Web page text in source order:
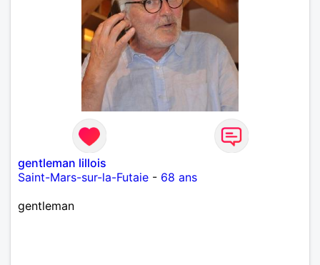
gentleman lillois
Saint-Mars-sur-la-Futaie - 68 ans
gentleman